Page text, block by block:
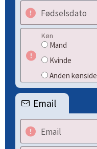
Fødselsdato
Køn
Mand
Kvinde
Anden
Email
Email